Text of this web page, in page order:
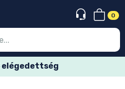
0
elégedettség